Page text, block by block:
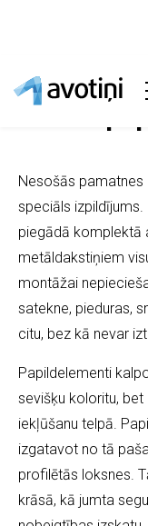
Jumta
Nesošās pamatnes
speciāls
piegādā komplektā
metāldakstiņiem
montāžai
satekne, pieduras,
citu, bez kā nevar
Papildelementi
sevišķu koloritu,
iekļūšanu telpā.
izgatavot no tā
profilētās loksnes.
krāsā, kā jumta